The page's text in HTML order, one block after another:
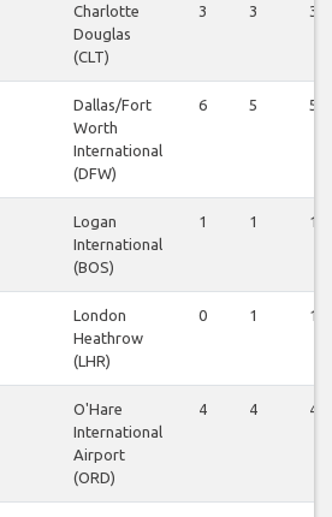
Charlotte
Douglas
(CLT)
3 3 3
Dallas/Fort
Worth
International
(DFW)
6 5 5
Logan
International
(BOS)
1 1 1
London
Heathrow
(LHR)
0 1 1
O'Hare
International
Airport
(ORD)
4 4 4